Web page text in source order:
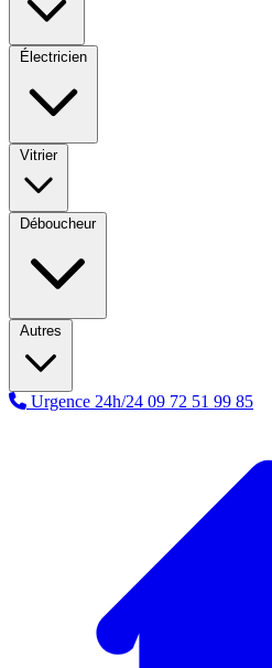
Électricien
Vitrier
Déboucheur
Autres
Urgence 24h/24 09 72 51 99 85